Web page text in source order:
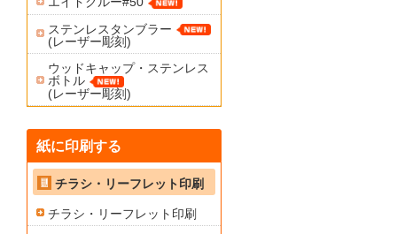
ステンレスタンブラー
(レーザー彫刻)
ウッドキャップ・ステンレス
ボトル
(レーザー彫刻)
紙に印刷する
チラシ・リーフレット印刷
チラシ・リーフレット印刷